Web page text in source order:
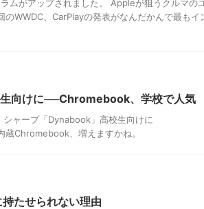
ムがアップされました。 Appleが狙うクルマの
WWDC、CarPlayの発表がなんだかんで最もイ
向けに──Chromebook、学校で人気
ャープ「Dynabook」高校生向けに
Chromebook、増えますかね。
たせられない理由